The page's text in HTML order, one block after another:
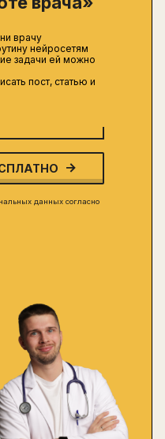
врачу
нейросетям
задачи ей можно
пост, статью и
данных согласно